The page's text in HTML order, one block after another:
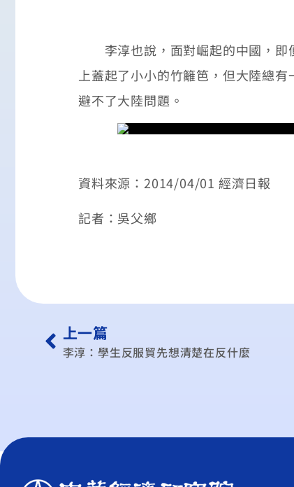
李淳也說，面對崛起的中國，即
上蓋起了小小的竹籬笆，但大陸總
避不了大陸問題。
資料來源：2014/04/01 經濟日報
記者：吳父鄉
上一篇
李淳：學生反服貿先想清楚在反什麼